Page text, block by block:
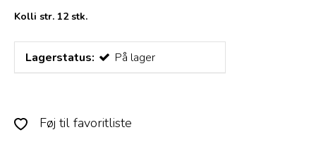
Kolli str. 12 stk.
Lagerstatus: På lager
Føj til favoritliste